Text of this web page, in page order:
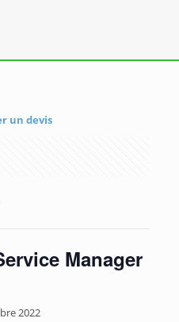
un devis
Manager
2022